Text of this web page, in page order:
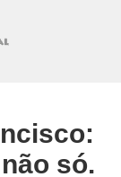
só.